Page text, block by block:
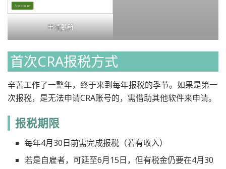
申请更新
首次CRA报税方式
辛苦工作了一整年，终于来到每年报税的季节。如果是第一
次报税，是无法申请CRA账号的，需借助其他软件来申请。
报税期限
每年4月30日前需完成报税（若有收入）
若是自雇者，可延至6月15日，但有税金仍要在4月30